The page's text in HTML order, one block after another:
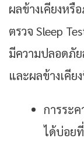
ผลข้างเคียงหรื
ตรวจ Sleep
มีความปลอดภัย
และผลข้างเคีย
การระ
ได้บ่อย